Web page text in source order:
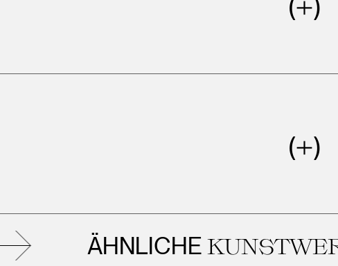
ÄHNLICHEKUNSTWERKE